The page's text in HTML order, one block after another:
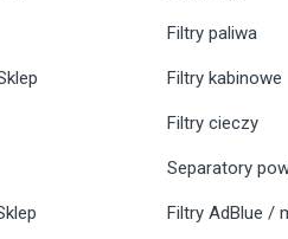
Filtry paliwa
Filtry kabinowe
Filtry cieczy
Separatory
Filtry AdBlue /